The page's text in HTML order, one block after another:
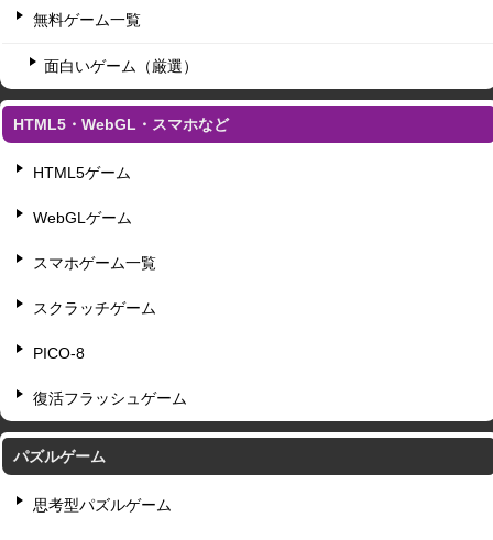
無料ゲーム一覧
面白いゲーム（厳選）
HTML5・WebGL・スマホなど
HTML5ゲーム
WebGLゲーム
スマホゲーム一覧
スクラッチゲーム
PICO-8
復活フラッシュゲーム
パズルゲーム
思考型パズルゲーム